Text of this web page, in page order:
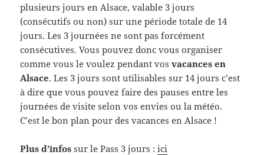
plusieurs jours en Alsace, valable 3 jours
(consécutifs ou non) sur une période totale de 14
jours. Les 3 journées ne sont pas forcément
consécutives. Vous pouvez donc vous organiser
comme vous le voulez pendant vosvacances en
Alsace. Les 3 jours sont utilisables sur 14 jours c’est
à dire que vous pouvez faire des pauses entre les
journées de visite selon vos envies ou la météo.
C’est le bon plan pour des vacances en Alsace !
Plus d’infos sur le Pass 3 jours :ici